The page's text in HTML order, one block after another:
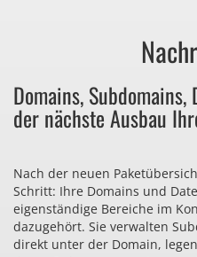
Bezahlen
für Dinge, die sie
Domains,
der nächste Ausbau
Nach der neuen
Schritt: Ihre Domains und
eigenständige Bereiche im
dazugehört. Sie verwalten
direkt unter der Domain,